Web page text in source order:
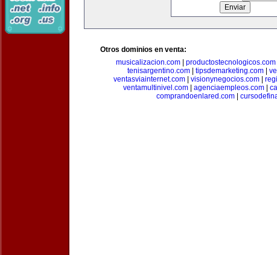
Otros dominios en venta:
musicalizacion.com| productostecnologicos.com|
tenisargentino.com
tipsdemarketing.com
ventasviainternet.com
visionynegocios.com
ventamultinivel.com| agenciaempleos.com|
comprandoenlared.com|